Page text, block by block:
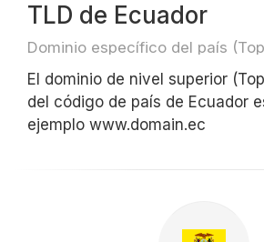
TLD de Ecuador
Dominio específico del país
El dominio de nivel superior
del código de país de Ecuador
ejemplo www.domain.ec